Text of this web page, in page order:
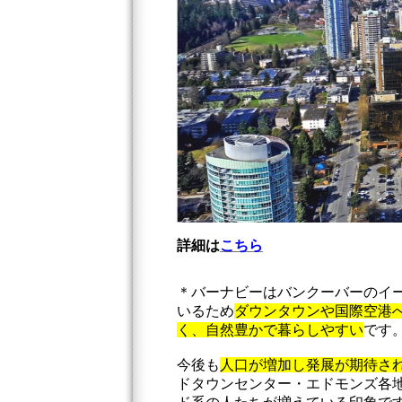
詳細はこちら
＊バーナビーはバンクーバーの
いるためダウンタウンや国際空港
く、自然豊かで暮らしやすいです
今後も 人口が増加し発展が期待さ
ドタウンセンター・エドモンズ